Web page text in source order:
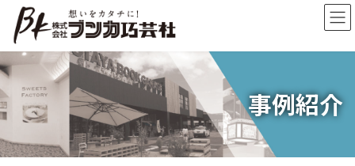
ツ
へ
ス
キ
ッ
プ
シ
ョ
ン
に
移
動
事例紹介